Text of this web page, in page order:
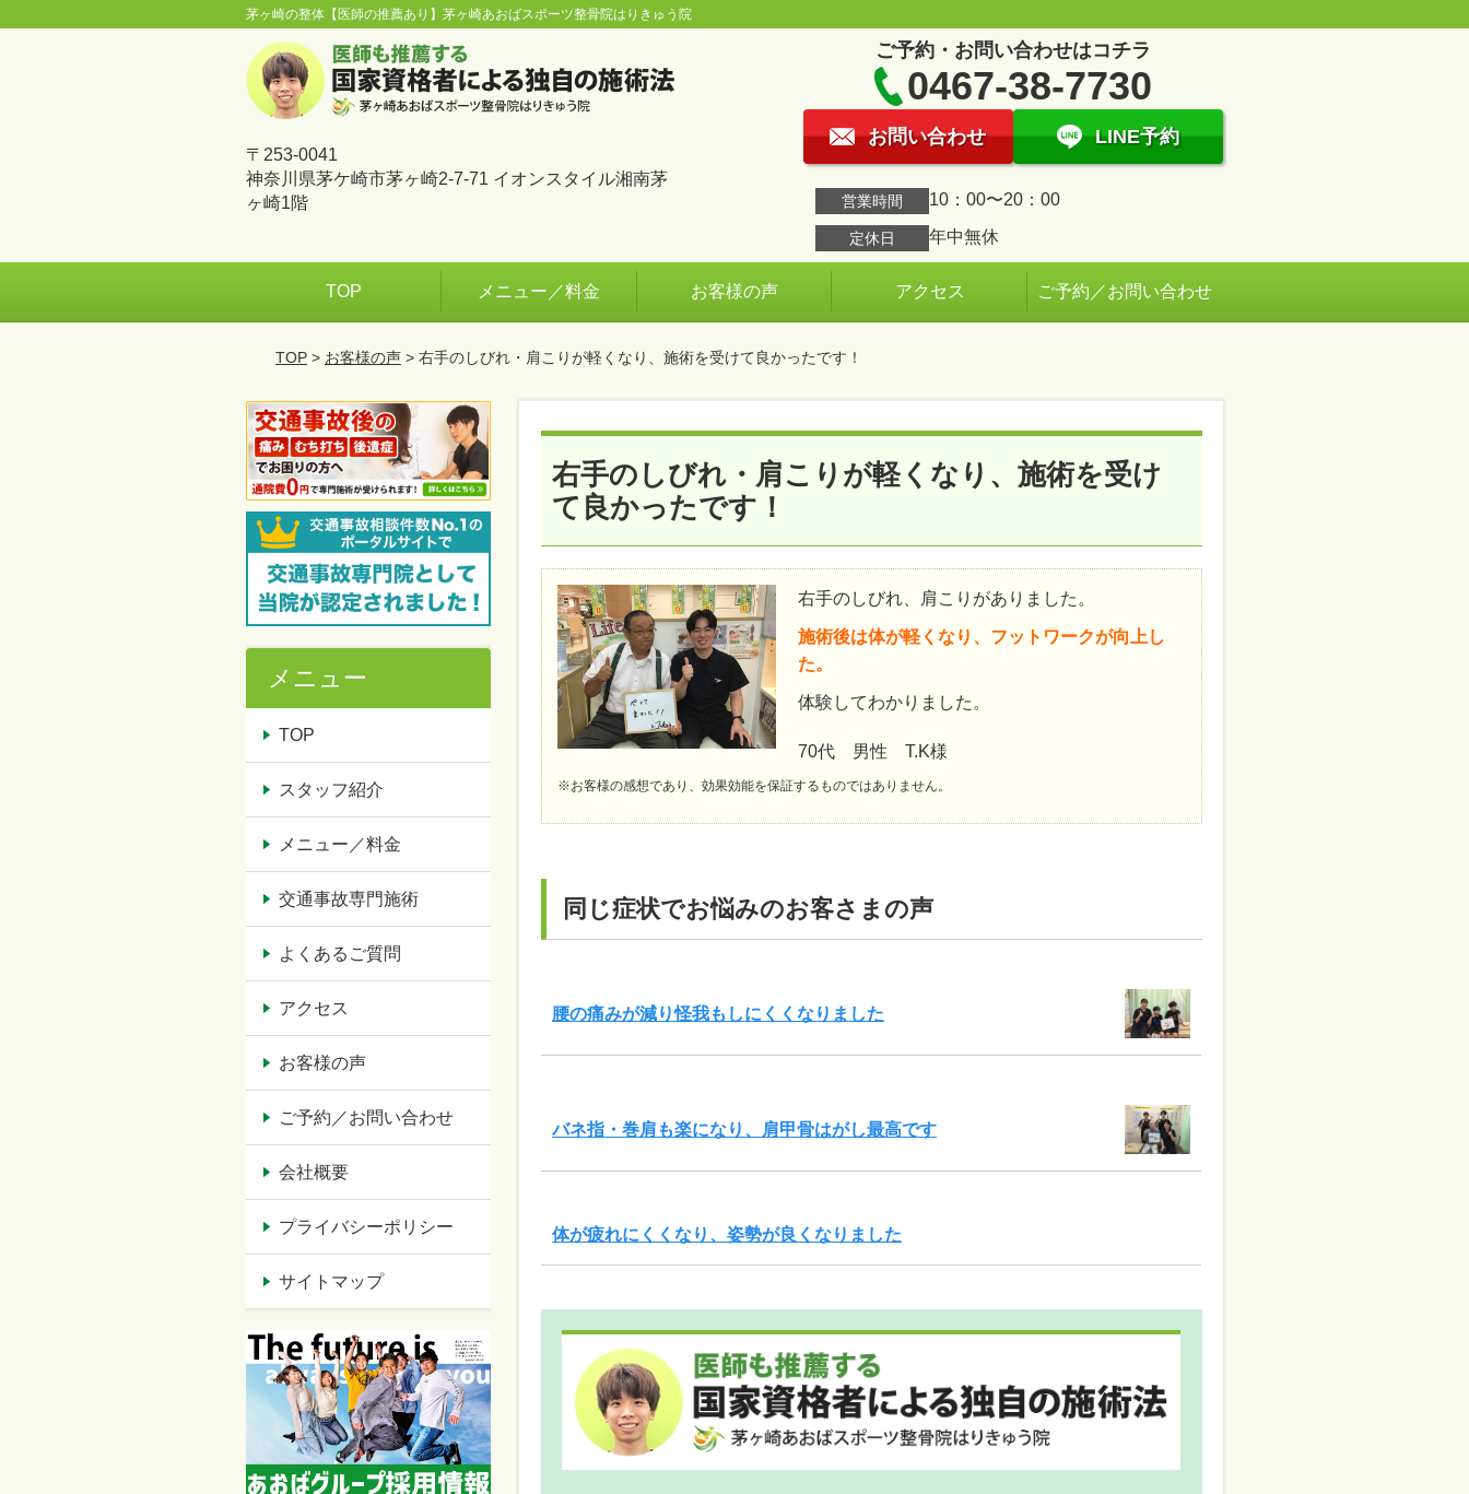
茅ヶ崎の整体【医師の推薦あり】茅ヶ崎あおばスポーツ整骨院はりきゅう院
〒253-0041
神奈川県茅ケ崎市茅ヶ崎2-7-71 イオンスタイル湘南茅
ヶ崎1階
ご予約・お問い合わせはコチラ
0467-38-7730
お問い合わせ LINE予約
営業時間 10：00〜20：00
定休日 年中無休
TOP メニュー／料金 お客様の声 アクセス ご予約／お問い合わせ
TOP> お客様の声> 右手のしびれ・肩こりが軽くなり、施術を受けて良かったです！
右手のしびれ・肩こりが軽くなり、施術を受け
て良かったです！
右手のしびれ、肩こりがありました。
施術後は体が軽くなり、フットワークが向上し
た。
体験してわかりました。
70代 男性 T.K様
※お客様の感想であり、効果効能を保証するものではありません。
同じ症状でお悩みのお客さまの声
腰の痛みが減り怪我もしにくくなりました
バネ指・巻肩も楽になり、肩甲骨はがし最高です
体が疲れにくくなり、姿勢が良くなりました
メニュー
TOP
スタッフ紹介
メニュー／料金
交通事故専門施術
よくあるご質問
アクセス
お客様の声
ご予約／お問い合わせ
会社概要
プライバシーポリシー
サイトマップ